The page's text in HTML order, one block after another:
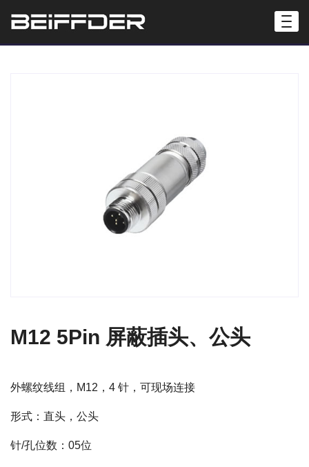
M12 5Pin 屏蔽插头、公头
外螺纹线组，M12，4 针，可现场连接
形式：直头，公头
针/孔位数：05位